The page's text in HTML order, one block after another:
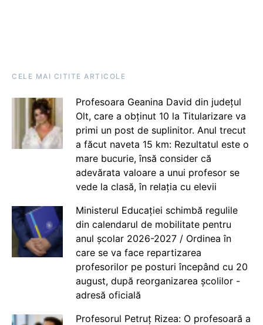
CELE MAI CITITE ARTICOLE
Profesoara Geanina David din județul
Olt, care a obținut 10 la Titularizare va
primi un post de suplinitor. Anul trecut
a făcut naveta 15 km: Rezultatul este o
mare bucurie, însă consider că
adevărata valoare a unui profesor se
vede la clasă, în relația cu elevii
Ministerul Educației schimbă regulile
din calendarul de mobilitate pentru
anul școlar 2026-2027 / Ordinea în
care se va face repartizarea
profesorilor pe posturi începând cu 20
august, după reorganizarea școlilor -
adresă oficială
Profesorul Petruț Rizea: O profesoară a